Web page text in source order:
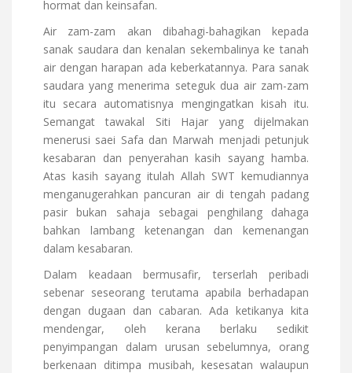
hormat dan keinsafan.
Air zam-zam akan dibahagi-bahagikan kepada
sanak saudara dan kenalan sekembalinya ke tanah
air dengan harapan ada keberkatannya. Para sanak
saudara yang menerima seteguk dua air zam-zam
itu secara automatisnya mengingatkan kisah itu.
Semangat tawakal Siti Hajar yang dijelmakan
menerusi saei Safa dan Marwah menjadi petunjuk
kesabaran dan penyerahan kasih sayang hamba.
Atas kasih sayang itulah Allah SWT kemudiannya
menganugerahkan pancuran air di tengah padang
pasir bukan sahaja sebagai penghilang dahaga
bahkan lambang ketenangan dan kemenangan
dalam kesabaran.
Dalam keadaan bermusafir, terserlah peribadi
sebenar seseorang terutama apabila berhadapan
dengan dugaan dan cabaran. Ada ketikanya kita
mendengar, oleh kerana berlaku sedikit
penyimpangan dalam urusan sebelumnya, orang
berkenaan ditimpa musibah, kesesatan walaupun